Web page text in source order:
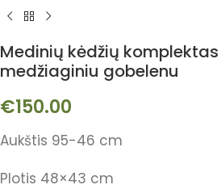
Medinių kėdžių
medžiaginiu gobelenu
€150.00
Aukštis 95-46 cm
Plotis 48×43 cm